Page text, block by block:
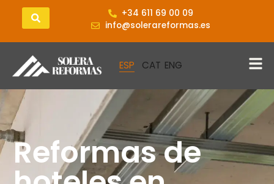
+34 611 69 00 09
info@solerareformas.es
Reformas de